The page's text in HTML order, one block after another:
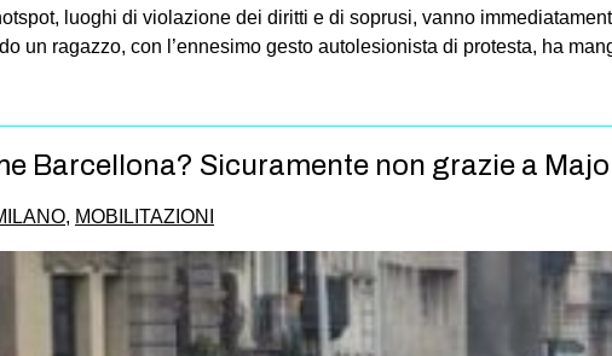
luoghi di violazione dei diritti e di soprusi, vanno
un ragazzo, con l’ennesimo gesto autolesionista di protesta, ha
Barcellona? Sicuramente non grazie a
, MOBILITAZIONI